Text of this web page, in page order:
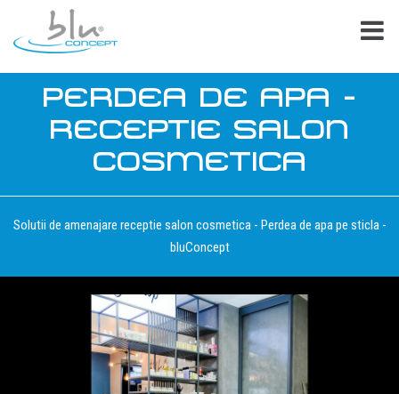
PERDEA DE APA -
RECEPTIE SALON
COSMETICA
Solutii de amenajare receptie salon cosmetica - Perdea de apa pe sticla -
bluConcept